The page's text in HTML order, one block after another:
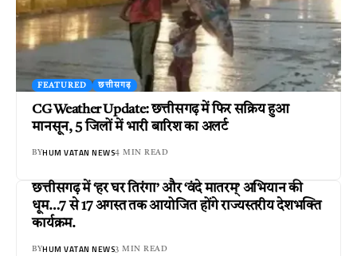
FEATURED छत्तीसगढ़
CG Weather Update: छत्तीसगढ़ में फिर सक्रिय हुआ
मानसून, 5 जिलों में भारी बारिश का अलर्ट
BYHUM VATAN NEWS4 MIN READ
छत्तीसगढ़ में ‘हर घर तिरंगा’ और ‘वंदे मातरम्’ अभियान की
धूम…7 से 17 अगस्त तक आयोजित होंगे राज्यस्तरीय देशभक्ति
कार्यक्रम.
BYHUM VATAN NEWS3 MIN READ